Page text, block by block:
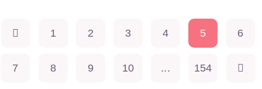
1 2 3 4 5 6
7 8 9 10 ... 154